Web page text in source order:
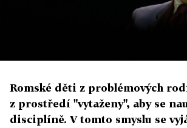
Romské děti z problémových
z prostředí "vytaženy", aby se
disciplíně. V tomto smyslu se